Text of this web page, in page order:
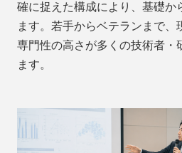
確に捉えた構成により、基礎か
ます。若手からベテランまで、
専門性の高さが多くの技術者・
ます。